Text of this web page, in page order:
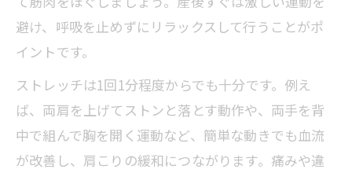
産後のマッサージはいつから安全に受け
られるか
肩こりマッサージの開始時期と医師確認
の重要性
産後の体調に合わせたやさしいマッサー
ジ方法
避け、呼吸を止めずにリラックスして行うことがポ
イントです。
ストレッチは1回1分程度からでも十分です。例え
ば、両肩を上げてストンと落とす動作や、両手を背
中で組んで胸を開く運動など、簡単な動きでも血流
が改善し、肩こりの緩和につながります。痛みや違